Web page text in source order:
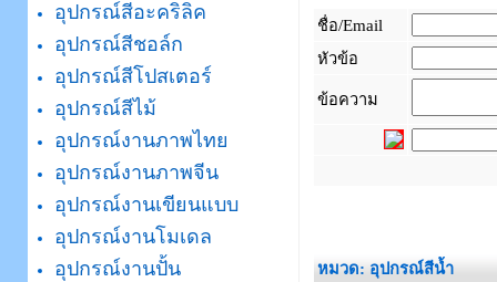
อุปกรณ์สีอะคริลิค
อุปกรณ์สีชอล์ก
อุปกรณ์สีโปสเตอร์
อุปกรณ์สีไม้
อุปกรณ์งานภาพไทย
อุปกรณ์งานภาพจีน
อุปกรณ์งานเขียนแบบ
อุปกรณ์งานโมเดล
อุปกรณ์งานปั้น
ชื่อ/Email
หัวข้อ
ข้อความ
หมวด: อุปกรณ์สีน้ำ